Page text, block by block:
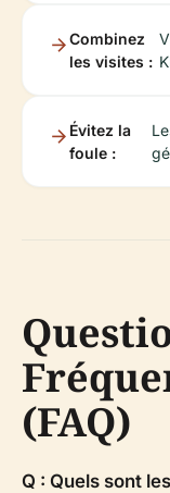
Combinez
les visites :
Évitez la
foule :
(FAQ)
Q : Quels sont